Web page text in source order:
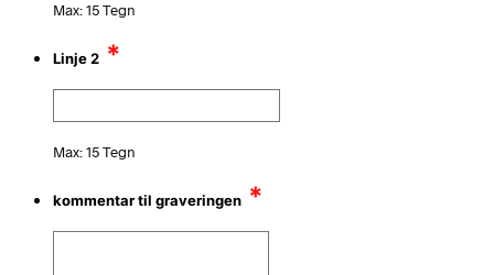
Max: 15 Tegn
Linje 2 *
Max: 15 Tegn
kommentar til graveringen *